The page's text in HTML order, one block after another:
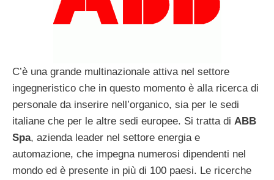
C’è una grande multinazionale attiva nel settore
ingegneristico che in questo momento è alla ricerca di
personale da inserire nell’organico, sia per le sedi
italiane che per le altre sedi europee. Si tratta di ABB
Spa, azienda leader nel settore energia e
automazione, che impegna numerosi dipendenti nel
mondo ed è presente in più di 100 paesi. Le ricerche